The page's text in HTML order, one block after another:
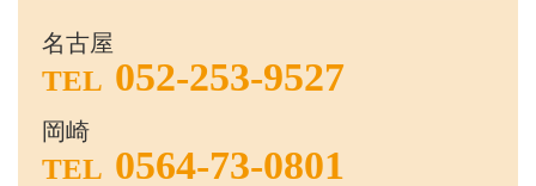
名古屋
TEL 052-253-9527
岡崎
TEL 0564-73-0801